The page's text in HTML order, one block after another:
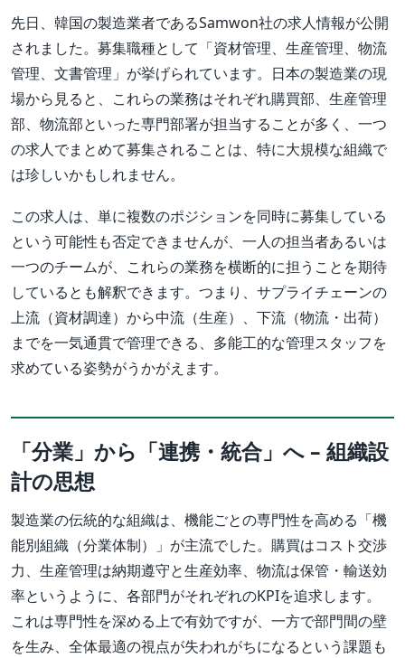
先日、韓国の製造業者であるSamwon社の求人情報が公開
されました。募集職種として「資材管理、生産管理、物流
管理、文書管理」が挙げられています。日本の製造業の現
場から見ると、これらの業務はそれぞれ購買部、生産管理
部、物流部といった専門部署が担当することが多く、一つ
の求人でまとめて募集されることは、特に大規模な組織で
は珍しいかもしれません。
この求人は、単に複数のポジションを同時に募集している
という可能性も否定できませんが、一人の担当者あるいは
一つのチームが、これらの業務を横断的に担うことを期待
しているとも解釈できます。つまり、サプライチェーンの
上流（資材調達）から中流（生産）、下流（物流・出荷）
までを一気通貫で管理できる、多能工的な管理スタッフを
求めている姿勢がうかがえます。
「分業」から「連携・統合」へ – 組織設
計の思想
製造業の伝統的な組織は、機能ごとの専門性を高める「機
能別組織（分業体制）」が主流でした。購買はコスト交渉
力、生産管理は納期遵守と生産効率、物流は保管・輸送効
率というように、各部門がそれぞれのKPIを追求します。
これは専門性を深める上で有効ですが、一方で部門間の壁
を生み、全体最適の視点が失われがちになるという課題も